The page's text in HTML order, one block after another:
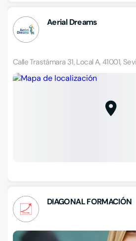
Aerial Dreams
Calle Trastámara 31, Local A, 41001,
DIAGONAL FORMACIÓN